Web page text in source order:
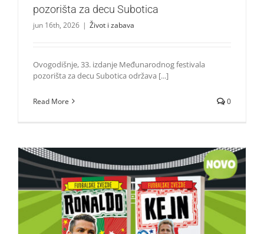
pozorišta za decu Subotica
jun 16th, 2026 | Život i zabava
Ovogodišnje, 33. izdanje Međunarodnog festivala
pozorišta za decu Subotica održava [...]
Read More 0
Od Ronalda do Mesija: Najveće fudbalske zvezde sada
imaju svoje strip-knjige u Srbiji